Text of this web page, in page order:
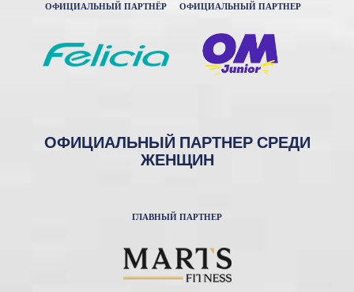
ОФИЦИАЛЬНЫЙ ПАРТНЁР ОФИЦИАЛЬНЫЙ ПАРТНЕР
ОФИЦИАЛЬНЫЙ ПАРТНЕР СРЕДИ
ЖЕНЩИН
ГЛАВНЫЙ ПАРТНЕР